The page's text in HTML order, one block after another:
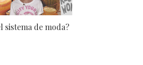
sistema de moda?